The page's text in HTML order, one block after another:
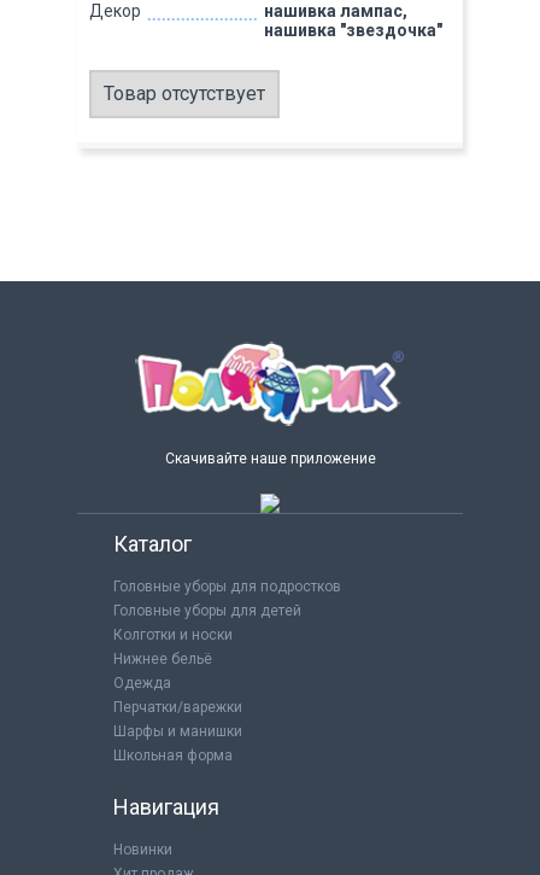
Декор
нашивка лампас,
нашивка "звездочка"
Товар отсутствует
Скачивайте наше приложение
Каталог
Головные уборы для подростков
Головные уборы для детей
Колготки и носки
Нижнее бельё
Одежда
Перчатки/варежки
Шарфы и манишки
Школьная форма
Навигация
Новинки